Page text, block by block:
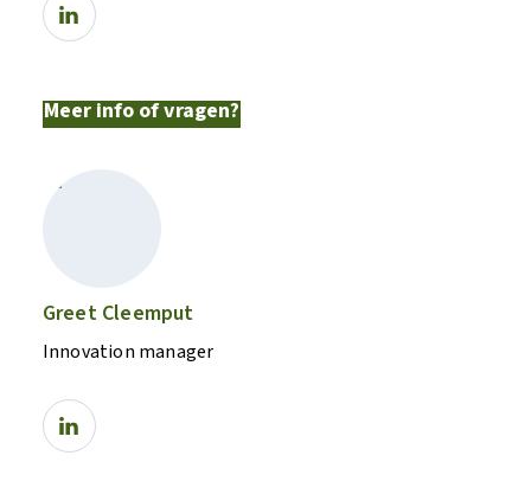
Meer info of vragen?
Greet Cleemput
Innovation manager